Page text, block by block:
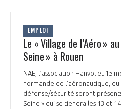
EMPLOI
Le « Village de l’Aéro »
Seine » à Rouen
NAE, l’association Hanvol et 15
normande de l’aéronautique,
défense/sécurité seront
Seine » qui se tiendra les 13 et